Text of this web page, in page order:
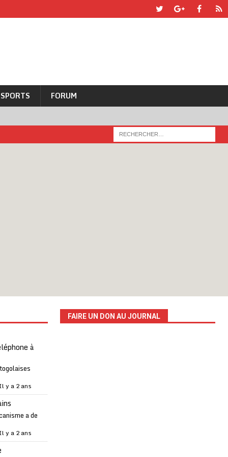
SPORTS FORUM
à
y a 2 ans
a de
y a 2 ans
FAIRE UN DON AU JOURNAL